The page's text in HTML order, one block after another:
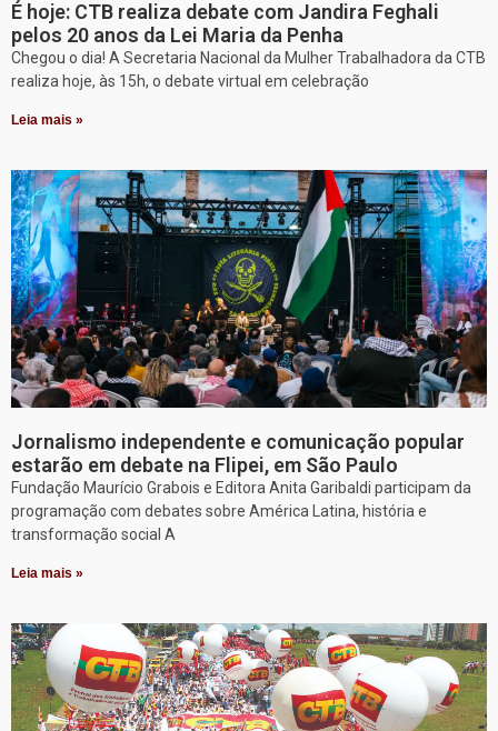
É hoje: CTB realiza debate com Jandira Feghali
pelos 20 anos da Lei Maria da Penha
Chegou o dia! A Secretaria Nacional da Mulher Trabalhadora da CTB
realiza hoje, às 15h, o debate virtual em celebração
Leia mais »
Jornalismo independente e comunicação popular
estarão em debate na Flipei, em São Paulo
Fundação Maurício Grabois e Editora Anita Garibaldi participam da
programação com debates sobre América Latina, história e
transformação social A
Leia mais »